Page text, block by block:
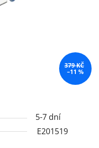
5-7 dní
E201519
379 KČ
–11 %